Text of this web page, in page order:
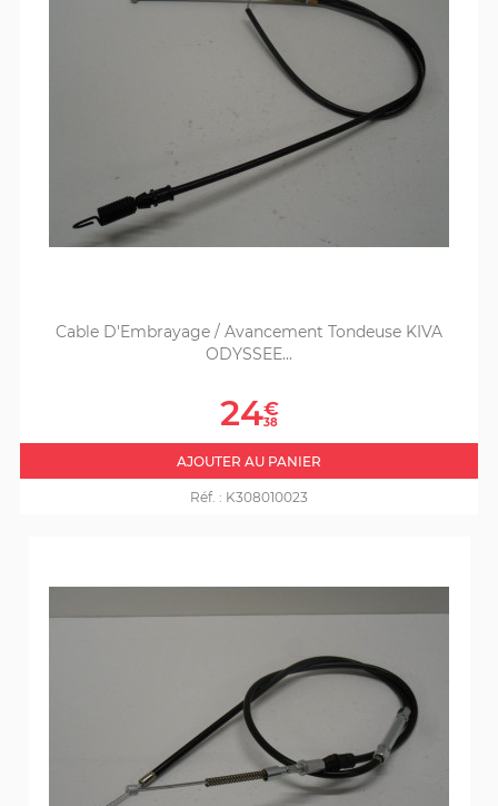
Cable D'Embrayage / Avancement Tondeuse KIVA
ODYSSEE...
Prix
24€
38
AJOUTER AU PANIER
Réf. : K308010023